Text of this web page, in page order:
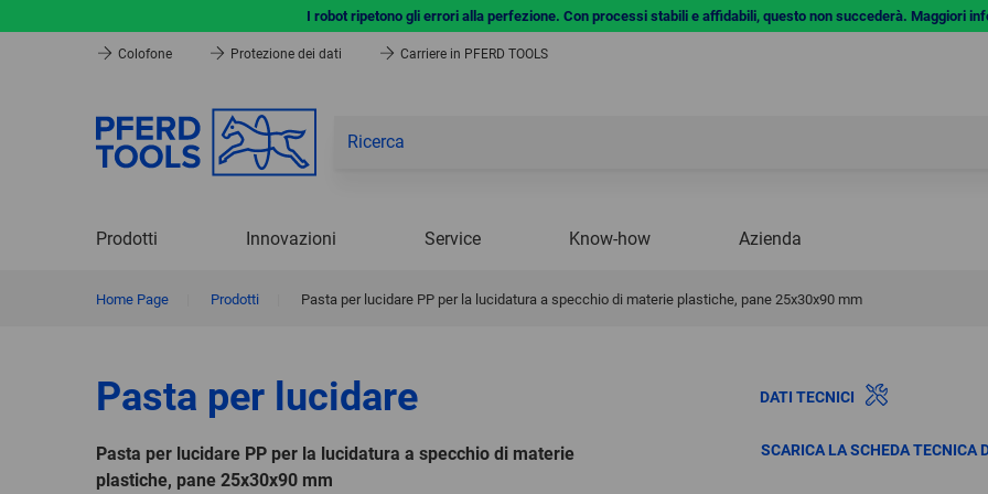
I robot ripetono gli errori alla perfezione. Con processi stabili e affidabili, questo non succederà. Maggiori
Colofone Protezione dei dati Carriere in PFERD TOOLS
Prodotti Innovazioni Service Know-how Azienda
Home Page Prodotti Pasta per lucidare PP per la lucidatura a specchio di materie plastiche, pane 25x30x90 mm
Pasta per lucidare
Pasta per lucidare PP per la lucidatura a specchio di materie
plastiche, pane 25x30x90 mm
DATI TECNICI
SCARICA LA SCHEDA TECNICA